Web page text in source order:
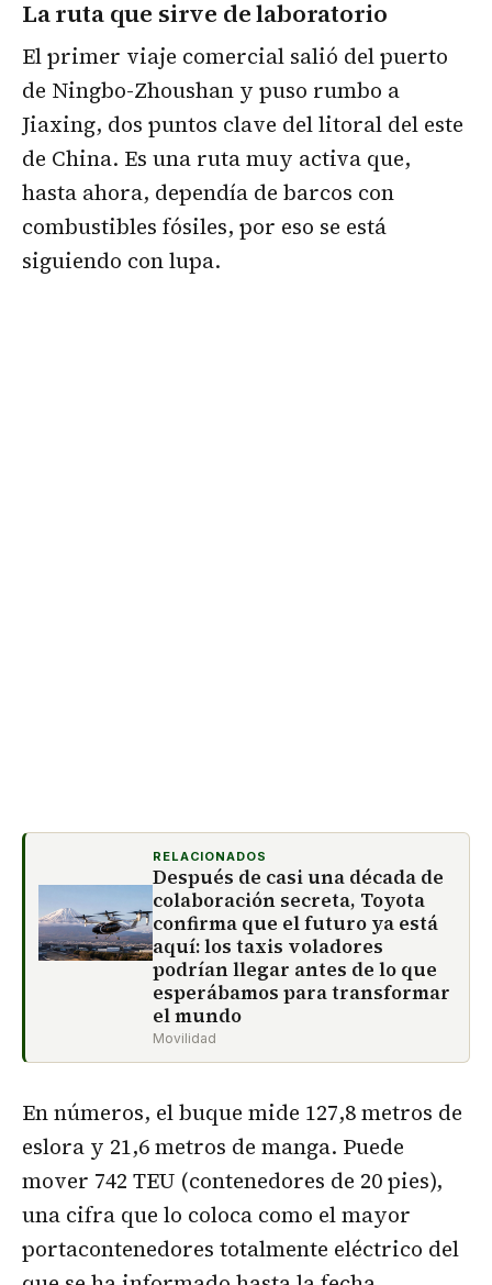
La ruta que sirve de laboratorio
El primer viaje comercial salió del puerto
de Ningbo-Zhoushan y puso rumbo a
Jiaxing, dos puntos clave del litoral del este
de China. Es una ruta muy activa que,
hasta ahora, dependía de barcos con
combustibles fósiles, por eso se está
siguiendo con lupa.
RELACIONADOS
Después de casi una década de
colaboración secreta, Toyota
confirma que el futuro ya está
aquí: los taxis voladores
podrían llegar antes de lo que
esperábamos para transformar
el mundo
Movilidad
En números, el buque mide 127,8 metros de
eslora y 21,6 metros de manga. Puede
mover 742 TEU (contenedores de 20 pies),
una cifra que lo coloca como el mayor
portacontenedores totalmente eléctrico del